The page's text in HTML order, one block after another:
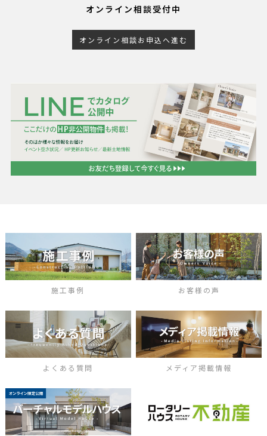
オンライン相談受付中
オンライン相談お申込へ進む
施工事例 お客様の声
よくある質問 メディア掲載情報